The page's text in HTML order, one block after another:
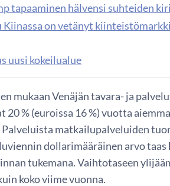
tapaaminen hälvensi suhteiden
on vetänyt
uusi kokeilualue
mukaan Venäjän tavara- ja
20 % (euroissa 16 %) vuotta
matkailupalveluiden
dollarimääräinen arvo
tukemana. Vaihtotaseen
koko viime vuonna.